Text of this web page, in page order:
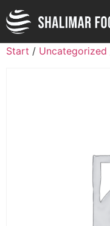
Start / Uncategorized